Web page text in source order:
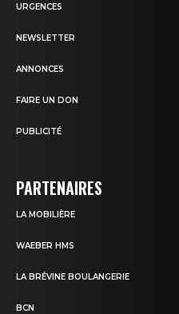
URGENCES
NEWSLETTER
ANNONCES
FAIRE UN DON
PUBLICITÉ
PARTENAIRES
LA MOBILIÈRE
WAEBER HMS
LA BRÉVINE BOULANGERIE
BCN